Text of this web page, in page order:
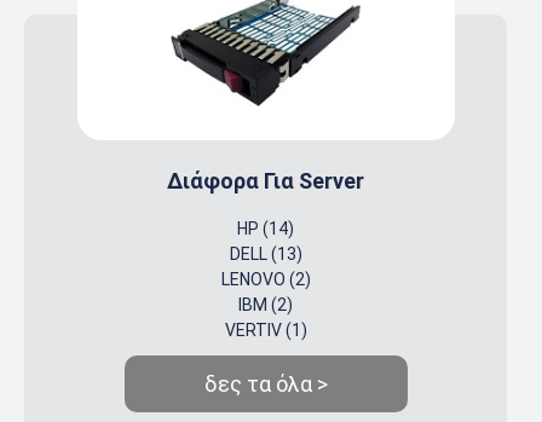
Διάφορα Για Server
HP (14)
DELL (13)
LENOVO (2)
IBM (2)
VERTIV (1)
δες τα όλα >